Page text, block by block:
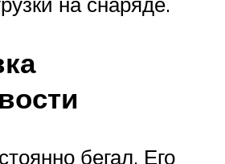
бегал. Его